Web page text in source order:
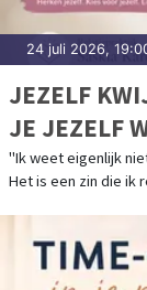
24 juli 2026,
JEZELF
JE JEZELF
"Ik weet eigenlijk
Het is een zin die ik